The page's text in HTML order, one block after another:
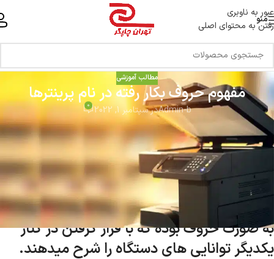
عبور به ناوبری
رفتن به محتوای اصلی
منو
مطالب آموزشی
مفهوم حروف بکار رفته در نام پرینترها
Admin-bدر سپتامبر 1, 2022 0
مدل های متنوعی از پرینترها وجود دارند که
باید بتوانید علامت های اختصاری آنها را متوجه
شوید و بدون اطلاعات بتوانید از برخی حروف
بکار رفته در مدل ، مشخصات فنی را متوجه
شده و خرید خود را انجام دهید.این علامت ها
به صورت حروف بوده که با قرار گرفتن در کنار
یکدیگر توانایی های دستگاه را شرح میدهند.